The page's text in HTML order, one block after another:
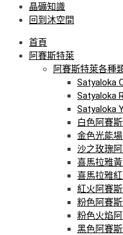
晶礦知識
回到沐空間
首頁
阿賽斯特萊
阿賽斯特萊各種
Satyaloka
Satyaloka
Satyaloka
白色阿賽
金色光能
沙之玫瑰
喜馬拉雅
喜馬拉雅
紅火阿賽
粉色阿賽
粉色火焰
黑色阿賽